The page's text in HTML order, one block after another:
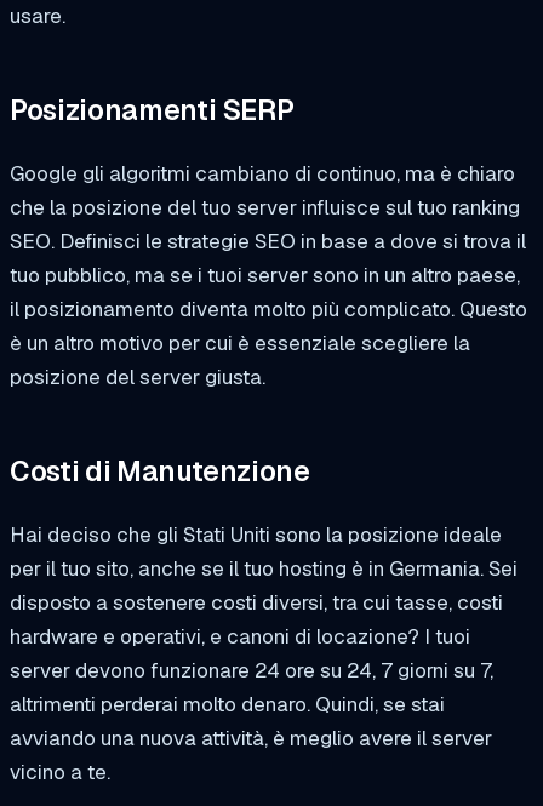
usare.
Posizionamenti SERP
Google gli algoritmi cambiano di continuo, ma è chiaro
che la posizione del tuo server influisce sul tuo ranking
SEO. Definisci le strategie SEO in base a dove si trova il
tuo pubblico, ma se i tuoi server sono in un altro paese,
il posizionamento diventa molto più complicato. Questo
è un altro motivo per cui è essenziale scegliere la
posizione del server giusta.
Costi di Manutenzione
Hai deciso che gli Stati Uniti sono la posizione ideale
per il tuo sito, anche se il tuo hosting è in Germania. Sei
disposto a sostenere costi diversi, tra cui tasse, costi
hardware e operativi, e canoni di locazione? I tuoi
server devono funzionare 24 ore su 24, 7 giorni su 7,
altrimenti perderai molto denaro. Quindi, se stai
avviando una nuova attività, è meglio avere il server
vicino a te.